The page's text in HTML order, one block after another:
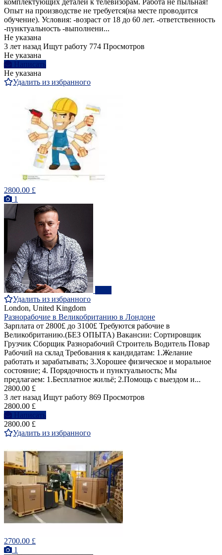
комплектующих деталей к телевизорам. Работа не пыльная!
Опыт на производстве не требуется(на месте проводится
обучение). Условия: -возраст от 18 до 60 лет. -ответственность
-пунктуальность -выполнени...
Не указана
3 лет назад Ищут работу 774 Просмотров
Не указана
Написать
Не указана
Удалить из избранного
2800.00 £
1
Удалить из избранного
London, United Kingdom
Разнорабочие в Великобританию в Лондоне
Зарплата от 2800£ до 3100£ Требуются рабочие в
Великобританию.(БЕЗ ОПЫТА) Вакансии: Сортировщик
Грузчик Сборщик Разнорабочий Строитель Водитель Повар
Рабочий на склад Требования к кандидатам: 1.Желание
работать и зарабатывать; 3.Хорошее физическое и моральное
состояние; 4. Порядочность и пунктуальность; Мы
предлагаем: 1.Бесплатное жильё; 2.Помощь с выездом и...
2800.00 £
3 лет назад Ищут работу 869 Просмотров
2800.00 £
Написать
2800.00 £
Удалить из избранного
2700.00 £
1